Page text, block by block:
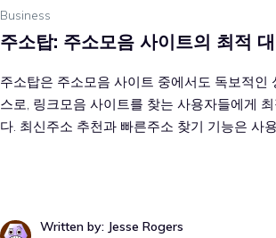
Business
주소탑: 주소모음 사이트의 최적
주소탑은 주소모음 사이트 중에서도 독보적인
스로, 링크모음 사이트를 찾는 사용자들에게
다. 최신주소 추천과 빠른주소 찾기 기능은 사
Written by: Jesse Rogers